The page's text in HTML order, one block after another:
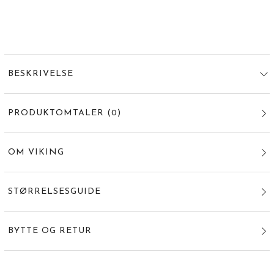
BESKRIVELSE
PRODUKTOMTALER (0 )
OM VIKING
STØRRELSESGUIDE
BYTTE OG RETUR